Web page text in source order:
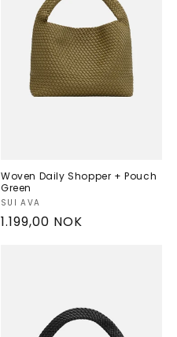
Woven Daily Shopper + Pouch
Green
Selger:
SUI AVA
Vanlig
1.199,00 NOK